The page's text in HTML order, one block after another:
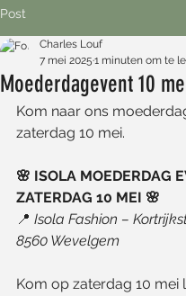
Post
Moederdagevent 10
Charles Louf
7 mei 2025 1 minuten om te
Kom naar ons
zaterdag 10 mei.
🌸 ISOLA MOEDERDAG
ZATERDAG 10 MEI 🌸
📍 Isola Fashion –
8560 Wevelgem
Kom op zaterdag 10 mei